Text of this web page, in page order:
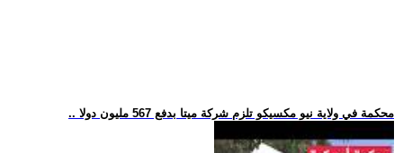
.. محكمة في ولاية نيو مكسيكو تلزم شركة ميتا بدفع 567 مليون دولا